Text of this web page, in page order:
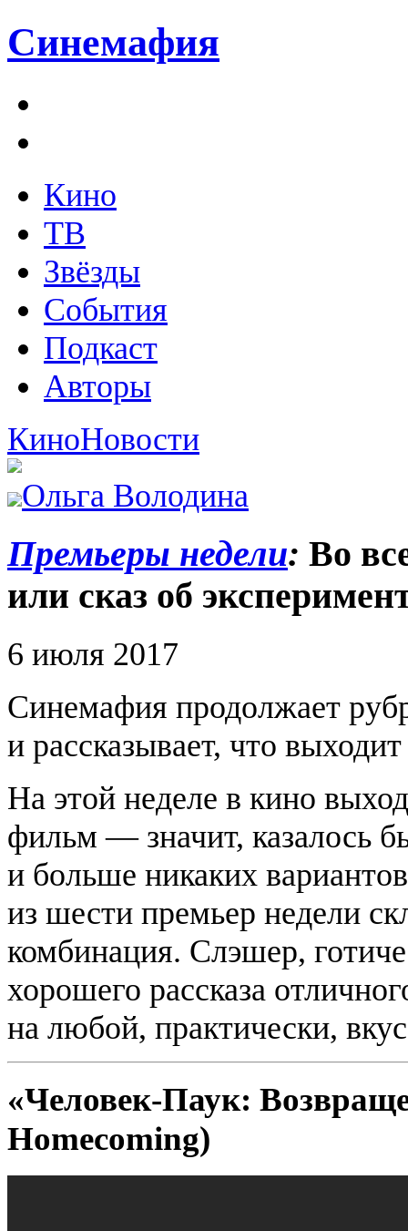
Синемафия
Кино
ТВ
Звёзды
События
Подкаст
Авторы
КиноНовости
Ольга Володина
Премьеры недели: Во
или сказ об
6 июля 2017
Синемафия продолжает
и рассказывает, что
На этой неделе в кино
фильм — значит, казалось
и больше никаких
из шести премьер недели
комбинация. Слэшер,
хорошего рассказа
на любой, практически,
«Человек-Паук:
Homecoming)